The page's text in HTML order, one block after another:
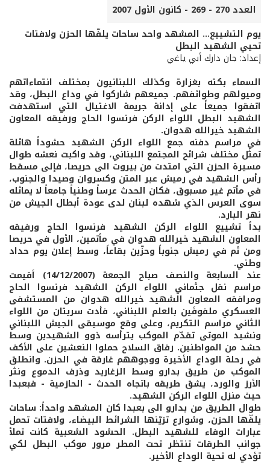
العدد 270 - 269 - كانون الأول 2007
يوم التشييع... المشهد واحد ساحات يلفّها الحزن ولافتات
تحيي الشهيد البطل
إعداد: جان دارك أبي ياغي
السماء بكته بغزارة وكذلك اللبنانيون بمختلف انتماءاتهم
وميولهم وطوائفهم. جميعهم شاركوا في وداع البطل، وقد
اتفقوا جميعاً على إدانة جريمة الاغتيال التي استهدفت
الشهيد البطل اللواء الركن فرنسوا الحاج ورفيقه المعاون
الشهيد خيرالله هدوان.
في مراسم دفنه جمع اللواء الركن الشهيد حشوداً هائلة
تمثل مختلف شرائح المجتمع اللبناني، وقد واكبت نعشه طوال
مسيرة الحزن التي امتدت من بيروت الى حريصا، فإلى مسقط
رأس الشهيد في رميش عبر المتن وكسروان وصيدا والجنوب،
في مأتم غير مسبوق، فكان الحدث عرساً وطنياً جامعاً لا يماثله
سوى العرس الذي شهده لبنان لدى عودة أبطال الجيش من
نهر البارد.
بدأ تشييع اللواء الركن الشهيد فرنسوا الحاج ورفيقه
المعاون الشهيد خيرالله هدوان في مأتمين، الأول في حريصا
ومن ثم في رميش جنوباً وحزّين بقاعاً، وسط إعلان يوم حداد
وطني.
عند السابعة والنصف صباح الجمعة (14/12/2007) أقيمت
مراسم نقل جثماني اللواء الركن الشهيد فرنسوا الحاج
ومرافقه المعاون الشهيد خيرالله هدوان من المستشفى
العسكري ملفوفَين بالعلم اللبناني، فأدت سريتان من اللواء
الثاني مراسم التكريم، وعلى وقع موسيقى الجيش اللبناني
ونشيد الموتى تقدّم الموكب يترأسه ذوو الشهيدين وسط
حشد من المواطنين. رفاق السلاح حملوا النعشين على الأكف
في رحلة الوداع الأخيرة ووجوههم غارقة في الحزن. وانطلق
الموكب من طريق بدارو وسط الزغاريد وذرف الدموع ونثر
الأرز والورد، يشق طريقه باتجاه الحدث - الحازمية - فبعبدا
حيث منزل اللواء الركن الشهيد.
طوال الطريق من بدارو الى بعبدا كان المشهد واحداً: ساحات
يلفّها الحزن، وشوارع تزيّنها الشرائط البيضاء، ولافتات تحمل
عبارات الوفاء للشهيد البطل. الحشود الشعبية كانت تملأ
جوانب الطرقات تنتظر تحت المطر مرور موكب البطل لكي
تؤدي له تحية الوداع الأخير.